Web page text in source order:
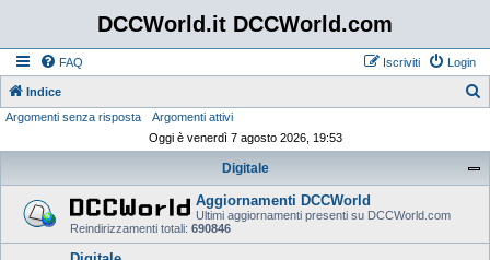
DCCWorld.it DCCWorld.com
FAQ Login
Iscriviti
Indice
Argomenti senza risposta
Argomenti attivi
Oggi è venerdì 7 agosto 2026, 19:53
Digitale
Aggiornamenti DCCWorld
Ultimi aggiornamenti presenti su DCCWorld.com
Reindirizzamenti totali: 690846